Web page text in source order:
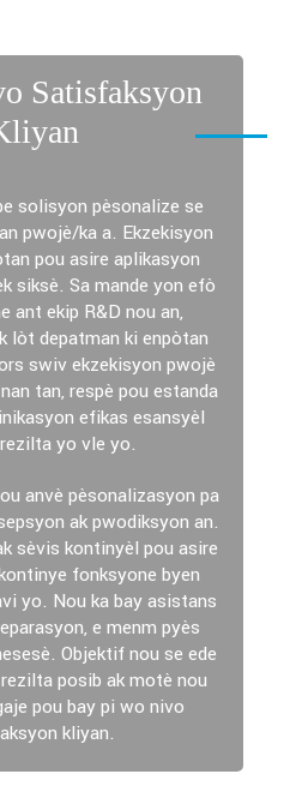
Satisfaksyon
solisyon pèsonalize se
pwojè/ka a. Ekzekisyon
pou asire aplikasyon
siksè. Sa mande yon efò
ant ekip R&D nou an,
lòt depatman ki enpòtan
swiv ekzekisyon pwojè
tan, respè pou estanda
efikas esansyèl
yo vle yo.
anvè pèsonalizasyon pa
ak pwodiksyon an.
sèvis kontinyèl pou asire
fonksyone byen
yo. Nou ka bay asistans
e menm pyès
Objektif nou se ede
posib ak motè nou
pou bay pi wo nivo
kliyan.